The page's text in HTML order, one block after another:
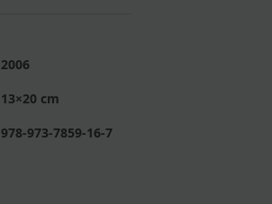
2006
13×20 cm
978-973-7859-16-7